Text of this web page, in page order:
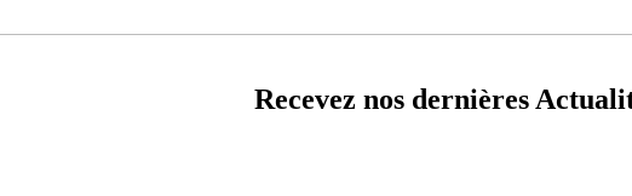
Recevez nos dernières